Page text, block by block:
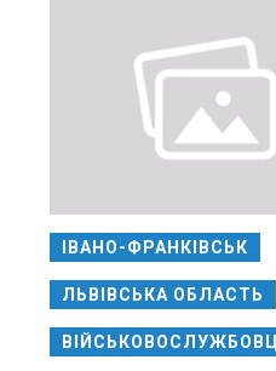
ІВАНО-ФРАНКІВСЬК
ЛЬВІВСЬКА ОБЛАСТЬ
ВІЙСЬКОВОСЛУЖБОВЦІ